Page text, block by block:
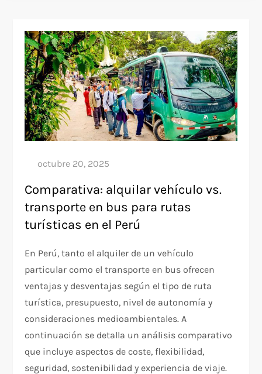
Comparativa: alquilar vehículo vs.
transporte en bus para rutas
turísticas en el Perú
En Perú, tanto el alquiler de un vehículo
particular como el transporte en bus ofrecen
ventajas y desventajas según el tipo de ruta
turística, presupuesto, nivel de autonomía y
consideraciones medioambientales. A
continuación se detalla un análisis comparativo
que incluye aspectos de coste, flexibilidad,
seguridad, sostenibilidad y experiencia de viaje.